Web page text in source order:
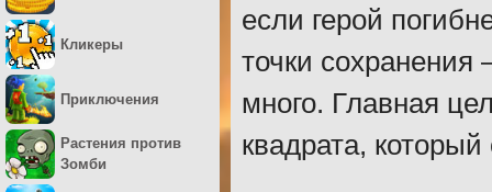
если герой
точки сохранения
много. Главная
квадрата,
Кликеры
Приключения
Растения против
Зомби